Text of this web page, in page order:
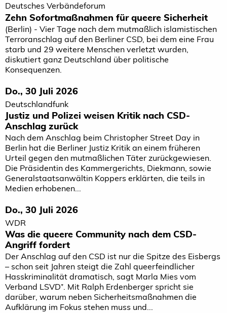
Deutsches Verbändeforum
Zehn Sofortmaßnahmen für queere Sicherheit
(Berlin) - Vier Tage nach dem mutmaßlich islamistischen
Terroranschlag auf den Berliner CSD, bei dem eine Frau
starb und 29 weitere Menschen verletzt wurden,
diskutiert ganz Deutschland über politische
Konsequenzen.
Do., 30 Juli 2026
Deutschlandfunk
Justiz und Polizei weisen Kritik nach CSD-
Anschlag zurück
Nach dem Anschlag beim Christopher Street Day in
Berlin hat die Berliner Justiz Kritik an einem früheren
Urteil gegen den mutmaßlichen Täter zurückgewiesen.
Die Präsidentin des Kammergerichts, Diekmann, sowie
Generalstaatsanwältin Koppers erklärten, die teils in
Medien erhobenen...
Do., 30 Juli 2026
WDR
Was die queere Community nach dem CSD-
Angriff fordert
Der Anschlag auf den CSD ist nur die Spitze des Eisbergs
– schon seit Jahren steigt die Zahl queerfeindlicher
Hasskriminalität dramatisch, sagt Marla Mies vom
Verband LSVD⁺. Mit Ralph Erdenberger spricht sie
darüber, warum neben Sicherheitsmaßnahmen die
Aufklärung im Fokus stehen muss und...